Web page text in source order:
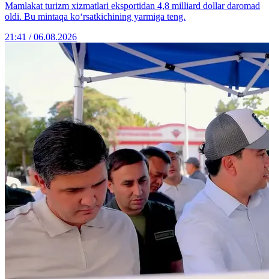
Mamlakat turizm xizmatlari eksportidan 4,8 milliard dollar daromad
oldi. Bu mintaqa ko‘rsatkichining yarmiga teng.
21:41 / 06.08.2026